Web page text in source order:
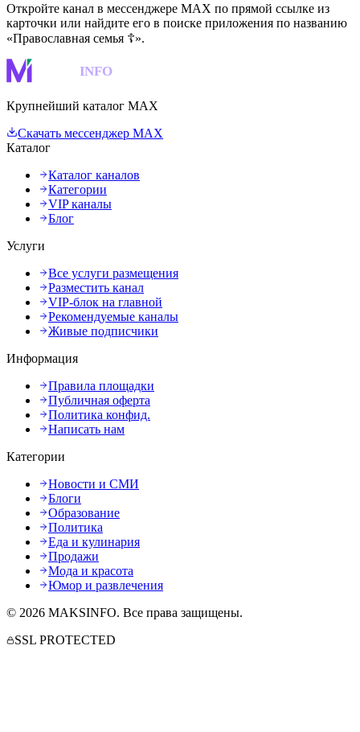
Откройте канал в мессенджере MAX по прямой ссылке из
карточки или найдите его в поиске приложения по названию
«Православная семья ☦️».
INFO
Крупнейший каталог MAX
Скачать мессенджер MAX
Каталог
Каталог каналов
Категории
VIP каналы
Блог
Услуги
Все услуги размещения
Разместить канал
VIP-блок на главной
Рекомендуемые каналы
Живые подписчики
Информация
Правила площадки
Публичная оферта
Политика конфид.
Написать нам
Категории
Новости и СМИ
Блоги
Образование
Политика
Еда и кулинария
Продажи
Мода и красота
Юмор и развлечения
© 2026 MAKSINFO. Все права защищены.
SSL PROTECTED